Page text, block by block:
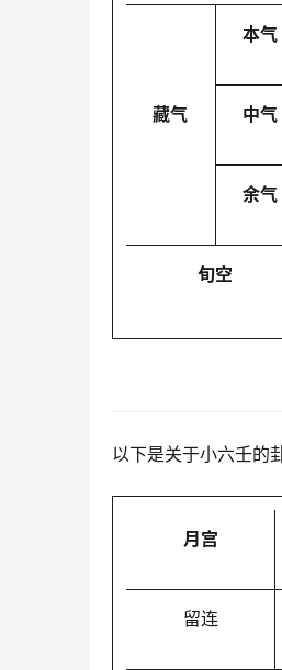
本气
藏气 中气
余气
旬空
以下是关于小六壬的
月宫
留连